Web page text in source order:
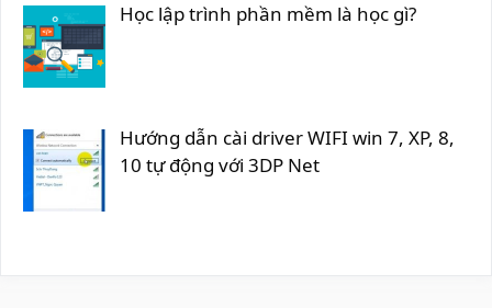
Học lập trình phần mềm là học gì?
Hướng dẫn cài driver WIFI win 7, XP, 8,
10 tự động với 3DP Net